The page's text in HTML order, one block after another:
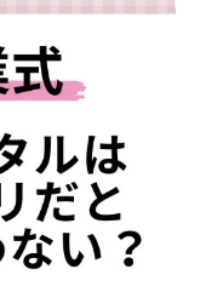
HAKAMA
RENTAL
袴レンタル